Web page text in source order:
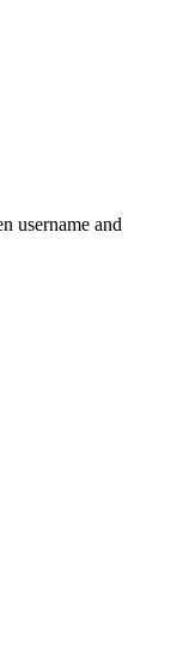
username and